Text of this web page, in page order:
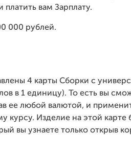
платить вам Зарплату.
000 рублей.
4 карты Сборки с
в 1 единицу). То есть вы
ее любой валютой, и
курсу. Изделие на этой карте
вы узнаете только открыв